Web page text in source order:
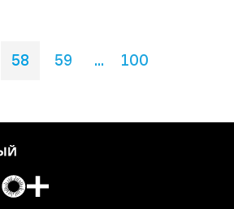
58 59 ... 100